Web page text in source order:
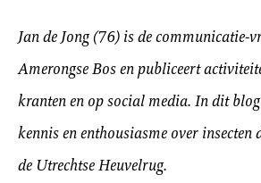
Jan de Jong (76) is de
Amerongse Bos en publiceert
kranten en op social media. In dit
kennis en enthousiasme over insecten
de Utrechtse Heuvelrug.